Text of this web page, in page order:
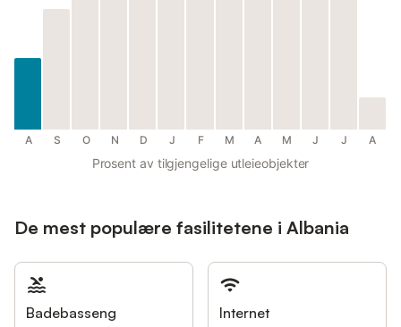
A S O N D J F M A M J J A
Prosent av tilgjengelige utleieobjekter
De mest populære fasilitetene i Albania
Badebasseng Internet